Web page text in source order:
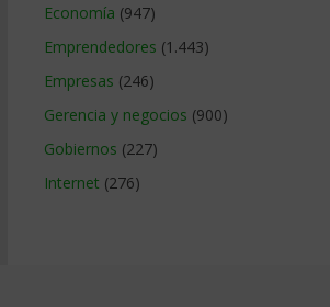
Economía (947)
Emprendedores (1.443)
Empresas (246)
Gerencia y negocios (900)
Gobiernos (227)
Internet (276)